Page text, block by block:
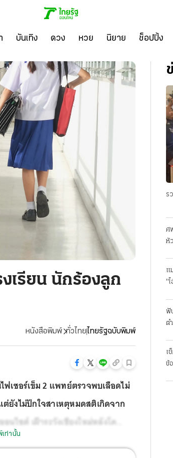
บันเทิง ดวง หวย นิยาย ช็อปปิ้ง
เรียน นักร้องลูก
หนังสือพิมพ์ ทั่วไทยไทยรัฐฉบับพิมพ์
เซอร์เข็ม 2 แพทย์ตรวจพบเลือดไม่
ยังไม่ปักใจสาเหตุหมดสติเกิดจาก
นไซต์ เฝ้าระวังเชียงใหม่หลังโค
ตอร์ใหญ่ พิษณุโลกปิด 3 ตลาด กับอีก
ท่านั้น
ร
ศ
หั
แ
"
ฟั
ต
เ
ข้